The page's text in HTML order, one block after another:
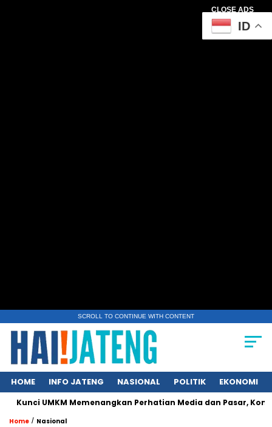
CLOSE ADS
SCROLL TO CONTINUE WITH CONTENT
HOME INFO JATENG NASIONAL POLITIK EKONOMI
UMKM Memenangkan Perhatian Media dan Pasar, Komunikasi
Home / Nasional
ID